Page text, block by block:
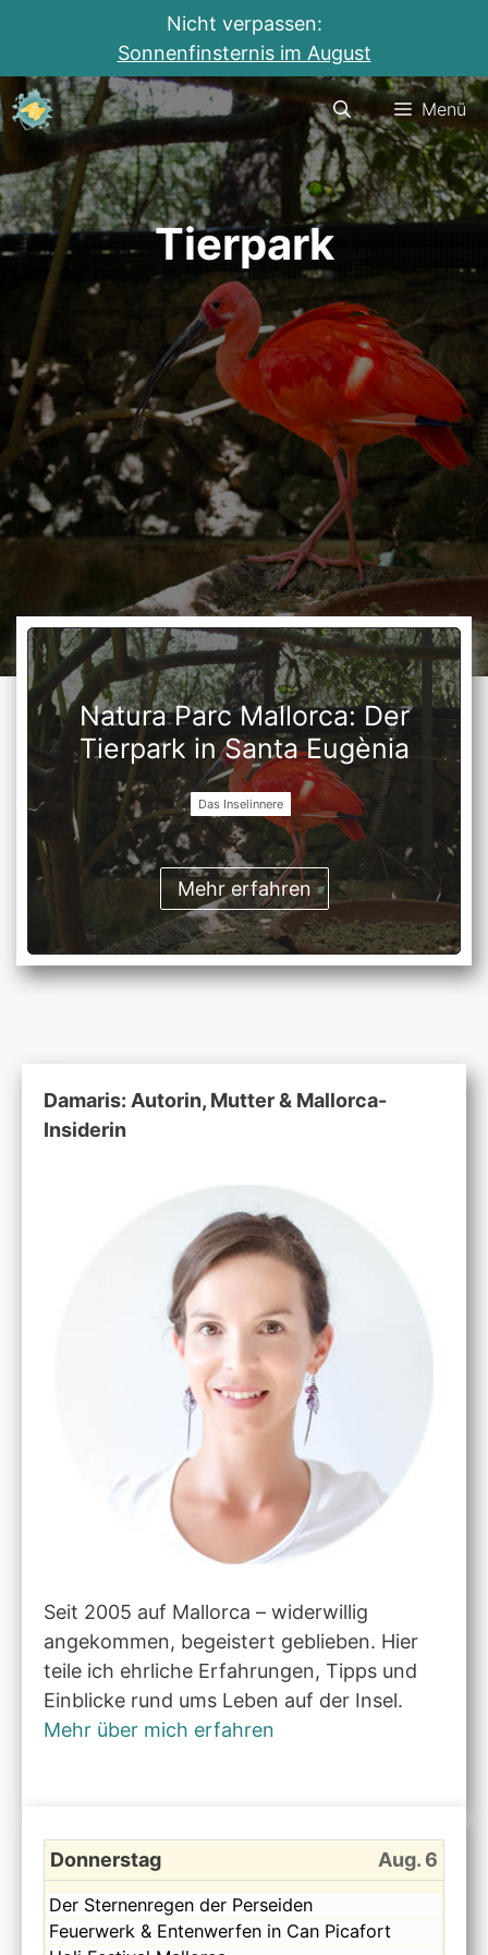
Nicht verpassen:
Sonnenfinsternis im August
Zum
Inhalt
springen
Menü
Tierpark
Natura Parc Mallorca: Der
Tierpark in Santa Eugènia
Das Inselinnere
Mehr erfahren
Damaris: Autorin, Mutter & Mallorca-
Insiderin
Seit 2005 auf Mallorca – widerwillig
angekommen, begeistert geblieben. Hier
teile ich ehrliche Erfahrungen, Tipps und
Einblicke rund ums Leben auf der Insel.
Mehr über mich erfahren
Donnerstag Aug. 6
Donnerstag,
August
6th
Der Sternenregen der Perseiden
Donnerstag,
Feuerwerk & Entenwerfen in Can Picafort